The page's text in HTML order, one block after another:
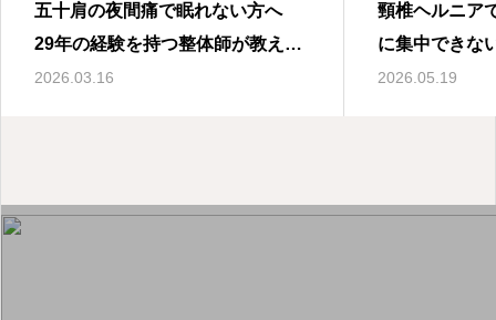
五十肩の夜間痛で眠れない方へ
29年の経験を持つ整体師が教える
痛みを和らげて質の良い睡眠を取
2026.03.16
頸椎ヘルニア
に集中できな
院
2026.05.19